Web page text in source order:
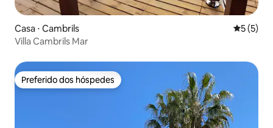
Casa ⋅ Cambrils 5 de
5 (5)
Villa Cambrils Mar
Preferido dos hóspedes
Preferido dos hóspedes